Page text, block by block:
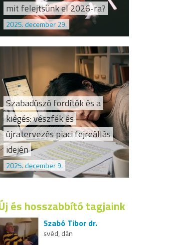
mit felejtsünk el 2026-ra?
2025. december 29.
Szabadúszó fordítók és a
kiégés: vészfék és
újratervezés piaci fejreállás
idején
2025. december 9.
és hosszabbító tagjaink
Szabó Tibor dr.
svéd, dán